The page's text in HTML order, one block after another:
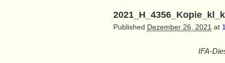
Published Dezember 26, 2021 at
IFA-